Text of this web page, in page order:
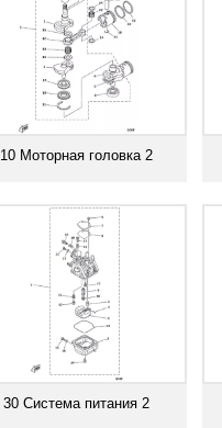
10 Моторная головка 2
30 Система питания 2